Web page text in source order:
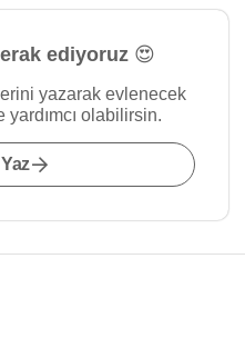
ediyoruz 😍
yazarak evlenecek
olabilirsin.